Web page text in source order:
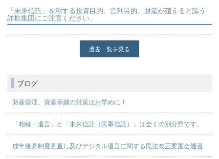
「未来信託」を称する投資目的、営利目的、財産が殖えると謳う
詐欺集団にご注意ください。
過去一覧を見る
ブログ
財産管理、資産承継の対策はお早めに！
「相続・遺言」と「未来信託（民事信託）」は全くの別分野です。
成年後見制度見直し及びデジタル遺言に関する民法改正案国会通過